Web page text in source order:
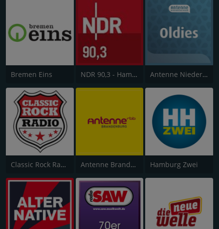
Bremen Eins NDR 90,3 - Hamburg Antenne Niedersachsen Oldies
Classic Rock Radio Antenne Brandenburg vom rbb Hamburg Zwei